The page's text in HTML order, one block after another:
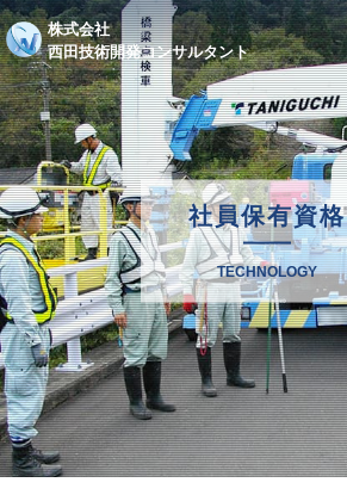
株式会社
西田技術開発コンサルタント
社員保有資格
TECHNOLOGY